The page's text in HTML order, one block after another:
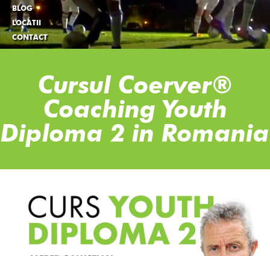
BLOG
LOCATII
CONTACT
Cursul Coerver®
Coaching Youth
Diploma 2 in Romania